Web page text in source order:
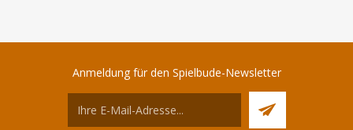
Anmeldung für den Spielbude-Newsletter